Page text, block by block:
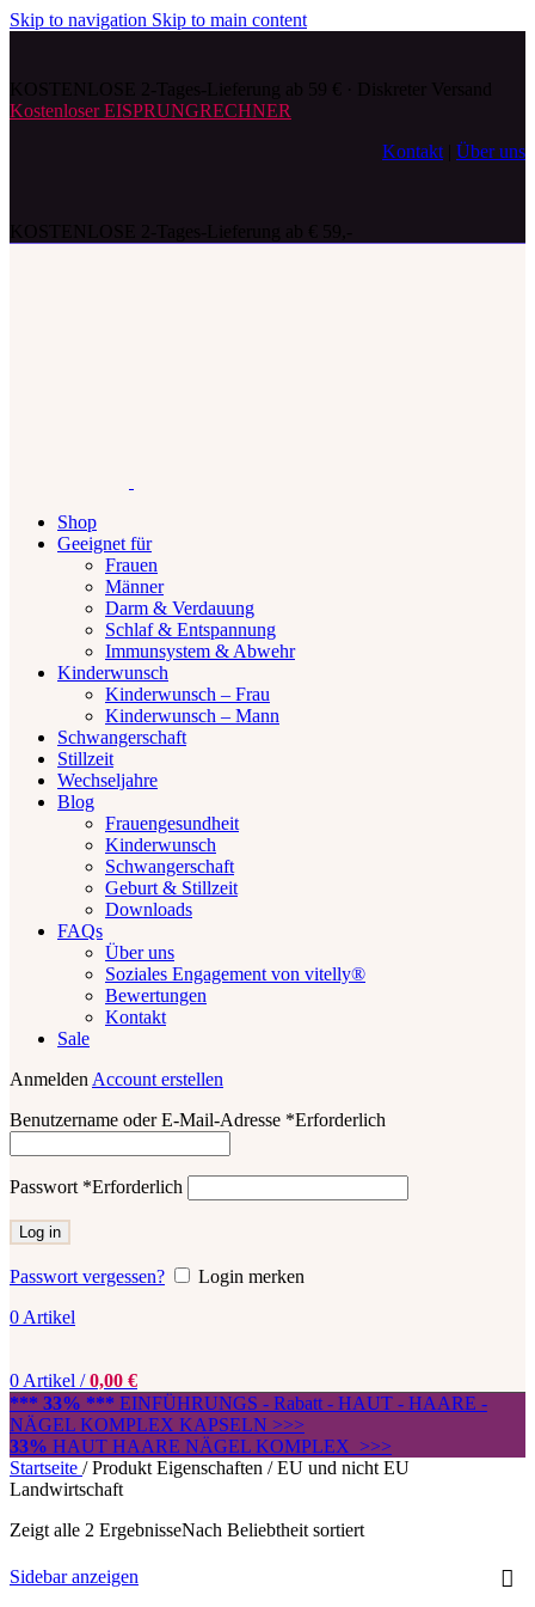
Skip to navigation Skip to main content
Kostenloser EISPRUNGRECHNER
Kontakt
Über uns
Shop
Geeignet für
Frauen
Männer
Darm & Verdauung
Schlaf & Entspannung
Immunsystem & Abwehr
Kinderwunsch
Kinderwunsch – Frau
Kinderwunsch – Mann
Schwangerschaft
Stillzeit
Wechseljahre
Blog
Frauengesundheit
Kinderwunsch
Schwangerschaft
Geburt & Stillzeit
Downloads
FAQs
Über uns
Soziales Engagement von vitelly®
Bewertungen
Kontakt
Sale
Anmelden Account erstellen
Benutzername oder E-Mail-Adresse *Erforderlich
Passwort *Erforderlich
Log in
Passwort vergessen?
Login merken
0 Artikel
0 Artikel / 0,00 €
*** 33% *** EINFÜHRUNGS - Rabatt - HAUT - HAARE -
NÄGEL KOMPLEX KAPSELN >>>
33% HAUT HAARE NÄGEL KOMPLEX >>>
Startseite / Produkt Eigenschaften / EU und nicht EU
Landwirtschaft
Zeigt alle 2 ErgebnisseNach Beliebtheit sortiert
Sidebar anzeigen